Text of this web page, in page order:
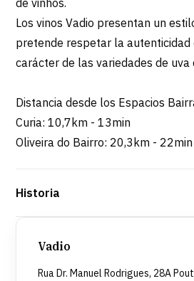
de vinhos.
Los vinos Vadio presentan un
pretende respetar la autenticidad
carácter de las variedades de uva
Distancia desde los Espacios
Curia: 10,7km - 13min
Oliveira do Bairro: 20,3km - 22min
Historia
Vadio
Rua Dr. Manuel Rodrigues, 28A